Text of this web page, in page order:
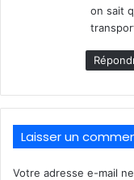
on sait
Laisser un
Votre adresse e-mail